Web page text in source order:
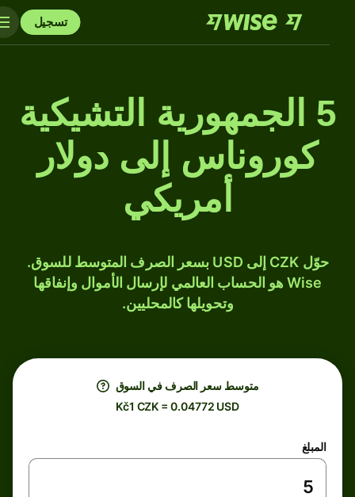
تسجيل
5 الجمهورية التشيكية
كوروناس إلى دولار
أمريكي
حوّل CZK إلى USD بسعر الصرف المتوسط للسوق.
Wise هو الحساب العالمي لإرسال الأموال وإنفاقها
وتحويلها كالمحليين.
متوسط ​​سعر الصرف في السوق
Kč1 CZK = 0.04772 USD
المبلغ